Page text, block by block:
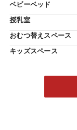
ベビーベッド
授乳室
おむつ替えスペース
キッズスペース